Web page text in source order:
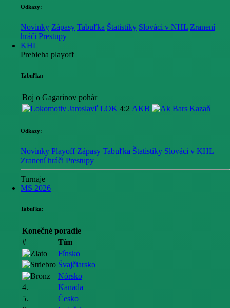
Odkazy:
Novinky Zápasy Tabuľka Štatistiky Slováci v NHL Zranení
hráči Prestupy
KHL
Prebieha playoff
Tabuľka:
Boj o Gagarinov pohár
LOK 4:2 AKB
Odkazy:
Novinky Playoff Zápasy Tabuľka Štatistiky Slováci v KHL
Zranení hráči Prestupy
Turnaje
MS 2026
Tabuľka:
Konečné poradie
#
Tím
Fínsko
Švajčiarsko
Nórsko
4.
Kanada
5.
Česko